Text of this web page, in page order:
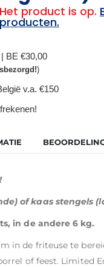
Het product is op.
producten.
BE €30,00
)
v.a. €150
of kaas stengels
in de andere 6 kg.
in de friteuse te
of feest. Limited